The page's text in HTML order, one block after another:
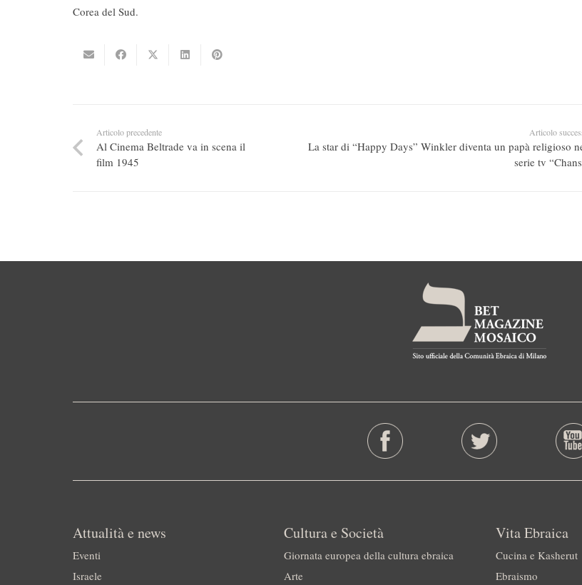
Corea del Sud.
Articolo precedente
Al Cinema Beltrade va in scena il
film 1945
Articolo
La star di “Happy Days” Winkler diventa un papà religioso
serie tv
Attualità e news
Eventi
Israele
Cultura e Società
Giornata europea della cultura ebraica
Arte
Vita Ebraica
Cucina e Kasherut
Ebraismo